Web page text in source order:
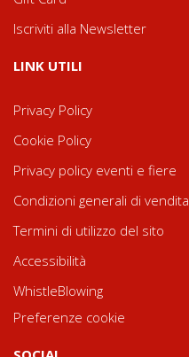
Iscriviti alla Newsletter
LINK UTILI
Privacy Policy
Cookie Policy
Privacy policy eventi e fiere
Condizioni generali di vendita
Termini di utilizzo del sito
Accessibilità
WhistleBlowing
Preferenze cookie